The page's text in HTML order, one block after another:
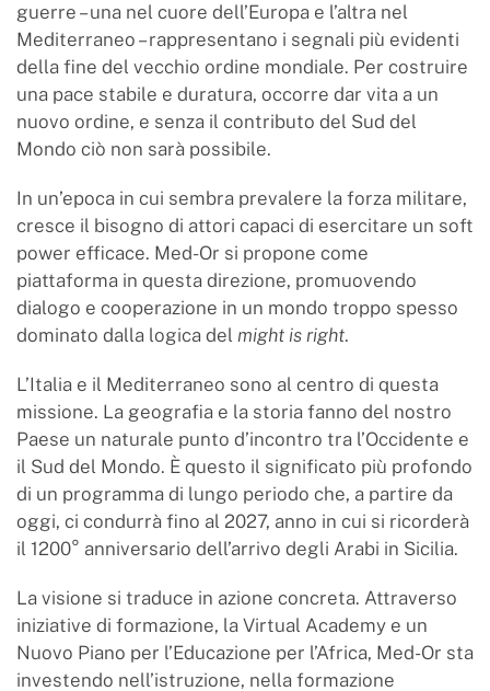
guerre – una nel cuore dell’Europa e l’altra nel
Mediterraneo – rappresentano i segnali più evidenti
della fine del vecchio ordine mondiale. Per costruire
una pace stabile e duratura, occorre dar vita a un
nuovo ordine, e senza il contributo del Sud del
Mondo ciò non sarà possibile.
In un’epoca in cui sembra prevalere la forza militare,
cresce il bisogno di attori capaci di esercitare un soft
power efficace. Med-Or si propone come
piattaforma in questa direzione, promuovendo
dialogo e cooperazione in un mondo troppo spesso
dominato dalla logica del might is right.
L’Italia e il Mediterraneo sono al centro di questa
missione. La geografia e la storia fanno del nostro
Paese un naturale punto d’incontro tra l’Occidente e
il Sud del Mondo. È questo il significato più profondo
di un programma di lungo periodo che, a partire da
oggi, ci condurrà fino al 2027, anno in cui si ricorderà
il 1200° anniversario dell’arrivo degli Arabi in Sicilia.
La visione si traduce in azione concreta. Attraverso
iniziative di formazione, la Virtual Academy e un
Nuovo Piano per l’Educazione per l’Africa, Med-Or sta
investendo nell’istruzione, nella formazione